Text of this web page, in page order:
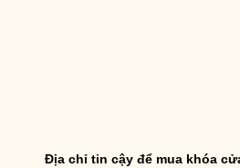
Địa chỉ tin cậy để mua khóa